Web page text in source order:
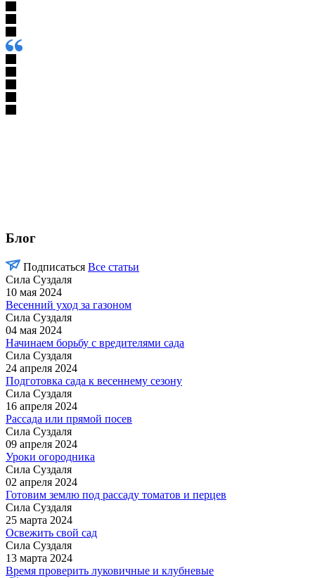
Блог
Подписаться Все статьи
Сила Cуздаля
10 мая 2024
Весенний уход за газоном
Сила Cуздаля
04 мая 2024
Начинаем борьбу с вредителями сада
Сила Cуздаля
24 апреля 2024
Подготовка сада к весеннему сезону
Сила Cуздаля
16 апреля 2024
Рассада или прямой посев
Сила Cуздаля
09 апреля 2024
Уроки огородника
Сила Cуздаля
02 апреля 2024
Готовим землю под рассаду томатов и перцев
Сила Cуздаля
25 марта 2024
Освежить свой сад
Сила Cуздаля
13 марта 2024
Время проверить луковичные и клубневые